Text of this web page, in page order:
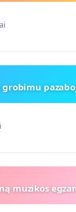
grobimu
muzikos